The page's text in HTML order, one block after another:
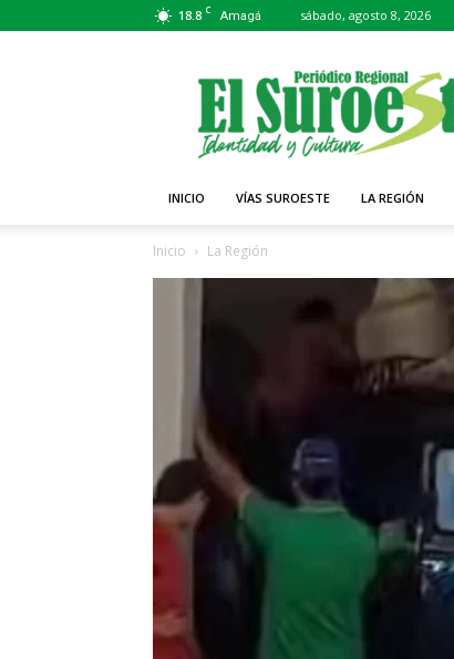
18.8 C Amagá sábado, agosto 8, 2026
Periódico
El
Suroeste
INICIO VÍAS SUROESTE LA REGIÓN
Inicio La Región